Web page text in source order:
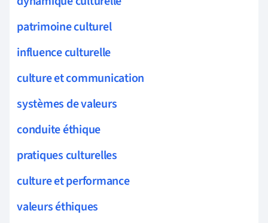
patrimoine culturel
influence culturelle
culture et communication
systèmes de valeurs
conduite éthique
pratiques culturelles
culture et performance
valeurs éthiques